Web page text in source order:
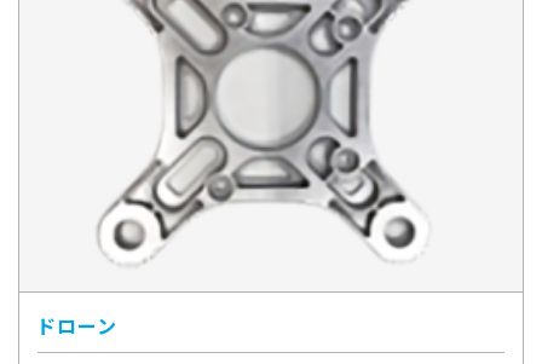
ドローン